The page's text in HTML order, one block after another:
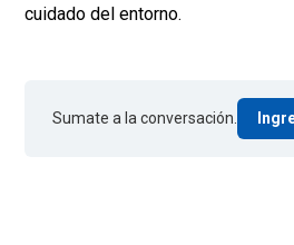
cuidado del entorno.
Sumate a la conversación.